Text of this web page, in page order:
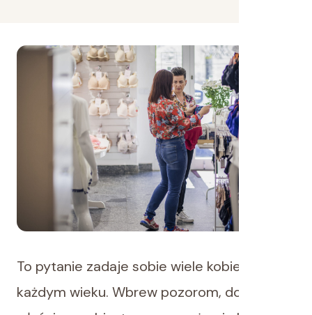
To pytanie zadaje sobie wiele kobiet w
każdym wieku. Wbrew pozorom, dobranie